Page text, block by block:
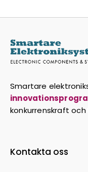
Smartare
konkurrenskraft
Kontakta oss